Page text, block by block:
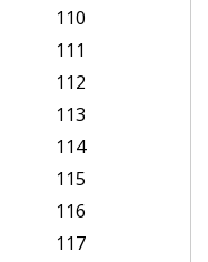
110
111
112
113
114
115
116
117